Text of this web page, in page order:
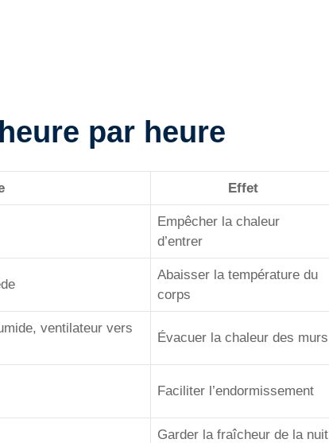
par heure
Effet
Empêcher la chaleur
d’entrer
Abaisser la température du
corps
ventilateur vers
Évacuer la chaleur des murs
Faciliter l’endormissement
Garder la fraîcheur de la nuit